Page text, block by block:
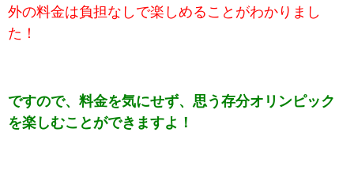
外の料金は負担なしで楽しめることがわかりまし
た！
ですので、料金を気にせず、思う存分オリンピック
を楽しむことができますよ！